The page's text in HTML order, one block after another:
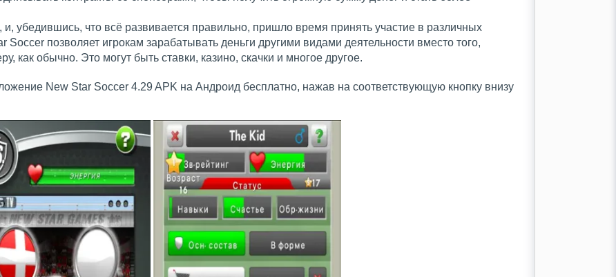
убедившись, что всё развивается правильно, пришло время принять участие в различных
позволяет игрокам зарабатывать деньги другими видами деятельности вместо того,
как обычно. Это могут быть ставки, казино, скачки и многое другое.
New Star Soccer 4.29 APK на Андроид бесплатно, нажав на соответствующую кнопку внизу